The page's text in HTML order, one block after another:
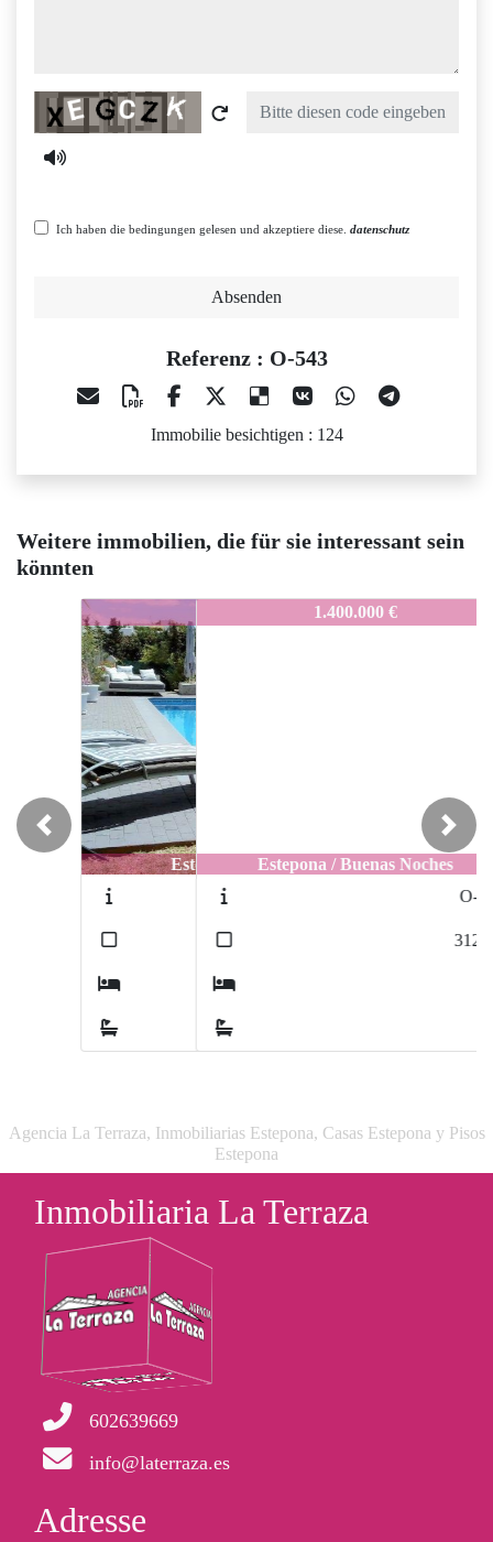
Captcha
Ich haben die bedingungen gelesen und akzeptiere diese. datenschutz
Absenden
Referenz : O-543
Immobilie besichtigen : 124
Weitere immobilien, die für sie interessant sein
könnten
O-543
Estepona / Buenas Noches
Previous Next
Agencia La Terraza, Inmobiliarias Estepona, Casas Estepona y Pisos
Estepona
Inmobiliaria La Terraza
602639669
info@laterraza.es
Adresse